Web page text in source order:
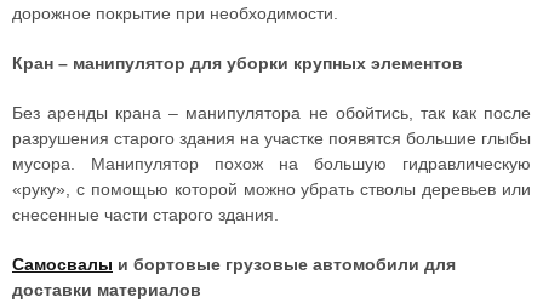
дорожное покрытие при необходимости.
Кран – манипулятор для уборки крупных элементов
Без аренды крана – манипулятора не обойтись, так как после
разрушения старого здания на участке появятся большие глыбы
мусора. Манипулятор похож на большую гидравлическую
«руку», с помощью которой можно убрать стволы деревьев или
снесенные части старого здания.
Самосвалы и бортовые грузовые автомобили для
доставки материалов